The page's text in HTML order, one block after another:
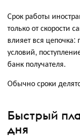
Срок работы
только от скорости
влияет вся цепочка:
условий,
банк получателя.
Обычно сроки
Быстрый
дня